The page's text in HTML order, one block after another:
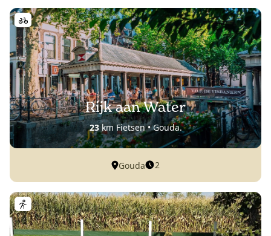
Rijk aan Water
23km Fietsen • Gouda.
Gouda 2